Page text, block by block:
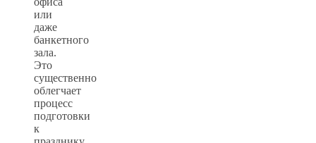
или
даже
банкетного
зала.
Это
существенно
облегчает
процесс
подготовки
к